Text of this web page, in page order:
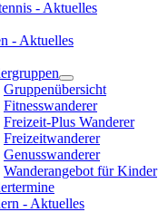
- Aktuelles
- Aktuelles
Gruppenübersicht
Fitnesswanderer
Freizeit-Plus Wanderer
Freizeitwanderer
Genusswanderer
Wanderangebot für Kinder
- Aktuelles